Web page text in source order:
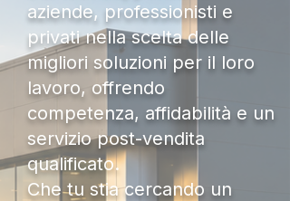
aziende, professionisti e
privati nella scelta delle
migliori soluzioni per il loro
lavoro, offrendo
competenza, affidabilità e un
servizio post-vendita
qualificato.
Che tu stia cercando un